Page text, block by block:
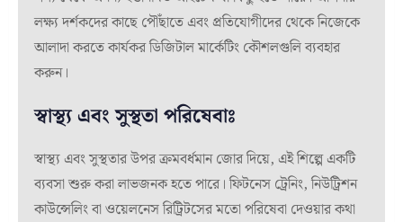
লক্ষ্য দর্শকদের কাছে পৌঁছাতে এবং প্রতিযোগীদের থেকে নিজেকে
আলাদা করতে কার্যকর ডিজিটাল মার্কেটিং কৌশলগুলি ব্যবহার
করুন।
স্বাস্থ্য এবং সুস্থতা পরিষেবাঃ
স্বাস্থ্য এবং সুস্থতার উপর ক্রমবর্ধমান জোর দিয়ে, এই শিল্পে একটি
ব্যবসা শুরু করা লাভজনক হতে পারে। ফিটনেস ট্রেনিং, নিউট্রিশন
কাউন্সেলিং বা ওয়েলনেস রিট্রিটসের মতো পরিষেবা দেওয়ার কথা